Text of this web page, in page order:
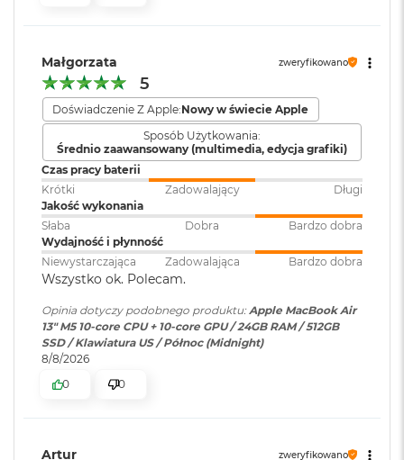
M
a
c
B
o
k
A
i
r
1
2
G
M
a
c
Silnik multimedialny
Sprzętowa akceleracja obsługi H.264, HEVC, ProRes i ProRes RAW
Silnik dekodowania wideo
Silnik kodowania wideo
Silnik kodujący i dekodujący format ProRes
Dekoder AV1
Ładowanie i rozbudowa
Dwa porty Thunderbolt 4 (USB-C) obsługujące:
Ładowanie
Obsługa
wyświetlaczy:
Obsługa maks. dwóch
wyświetlaczy zewnętrznych do
6K przy 60 Hz lub jednego
wyświetlacza do 8K przy 60 Hz.
Odtwarzanie wideo: Obsługiwane formaty: m.in.
HEVC,H.264
, AV1 i ProRes; HDR z
Dolby Vision, HDR10 i HLG
Odtwarzanie
dźwięku:
Obsługiwane formaty: m.in.
AAC, MP3,Apple Lossless,FLAC
Dolby Digital, Dolby Digital
Zainstalowany
macOS
Małgorzata zweryfikowano
5
Doświadczenie Z Apple:Nowy w świecie Apple
Sposób Użytkowania:
Średnio zaawansowany (multimedia, edycja grafiki)
Czas pracy baterii
Krótki
Zadowalający
Długi
Jakość wykonania
Słaba
Dobra
Bardzo dobra
Wydajność i płynność
Niewystarczająca
Zadowalająca Bardzo dobra
Wszystko ok. Polecam.
Opinia dotyczy podobnego produktu:Apple MacBook Air
13" M5 10-core CPU + 10-core GPU / 24GB RAM / 512GB
SSD / Klawiatura US / Północ (Midnight)
8/8/2026
0
0
Artur zweryfikowano